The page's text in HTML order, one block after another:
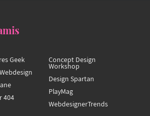
Geek
404
Concept Design
Workshop
Design Spartan
PlayMag
WebdesignerTrends